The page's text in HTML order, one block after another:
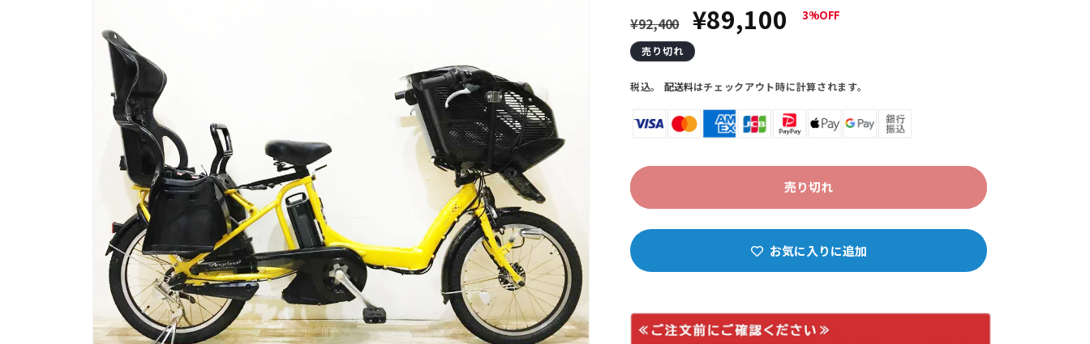
通
常
価
格
¥92,400
セ
ー
ル
価
格
¥89,100 3%OFF
売り切れ
税込。 配送料はチェックアウト時に計算されます。
売り切れ
お気に入りに追加